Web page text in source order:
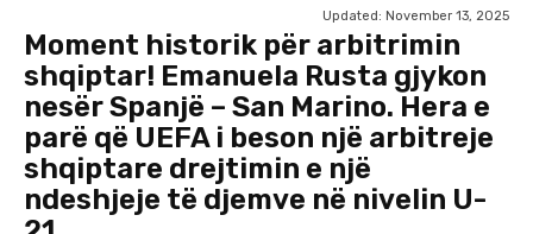
Updated: November 13, 2025
Moment historik për arbitrimin
shqiptar! Emanuela Rusta gjykon
nesër Spanjë – San Marino. Hera e
parë që UEFA i beson një arbitreje
shqiptare drejtimin e një
ndeshjeje të djemve në nivelin U-